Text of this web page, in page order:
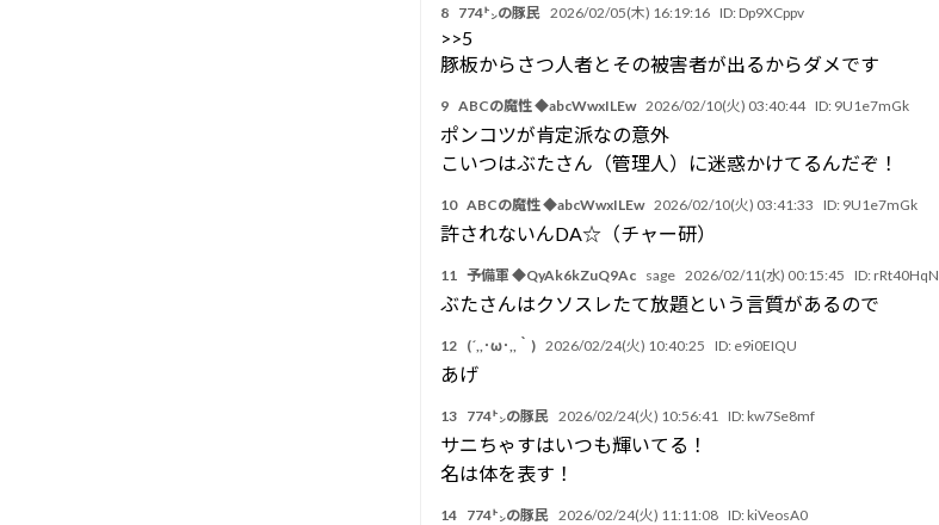
8 774㌧の豚民 2026/02/05(木) 16:19:16 ID: Dp9XCppv
>>5
豚板からさつ人者とその被害者が出るからダメです
9 ABCの魔性 ◆abcWwxILEw 2026/02/10(火) 03:40:44 ID: 9U1e7mGk
ポンコツが肯定派なの意外
こいつはぶたさん（管理人）に迷惑かけてるんだぞ！
10 ABCの魔性 ◆abcWwxILEw 2026/02/10(火) 03:41:33 ID: 9U1e7mGk
許されないんDA☆（チャー研）
11 予備軍 ◆QyAk6kZuQ9Ac sage 2026/02/11(水) 00:15:45 ID: rRt40HqN
ぶたさんはクソスレたて放題という言質があるので
12 (´,,･ω･,,｀) 2026/02/24(火) 10:40:25 ID: e9i0EIQU
あげ
13 774㌧の豚民 2026/02/24(火) 10:56:41 ID: kw7Se8mf
サニちゃすはいつも輝いてる！
名は体を表す！
14 774㌧の豚民 2026/02/24(火) 11:11:08 ID: kiVeosA0